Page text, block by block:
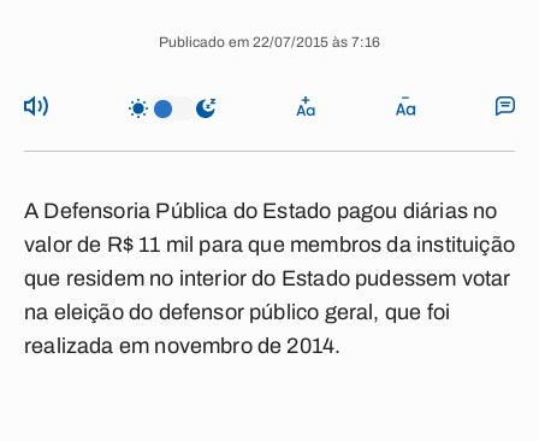
Publicado em 22/07/2015 às 7:16
A Defensoria Pública do Estado pagou diárias no
valor de R$ 11 mil para que membros da instituição
que residem no interior do Estado pudessem votar
na eleição do defensor público geral, que foi
realizada em novembro de 2014.